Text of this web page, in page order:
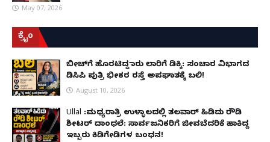
May 07, 2026
ಕ್ರೈಂ
ಬೀಚ್‌ಗೆ ಹೊರಟಿದ್ದ ಕಾರು ಲಾರಿಗೆ ಡಿಕ್ಕಿ: ಸಂಚಾರ ವಿಭಾಗದ
ಡಿಸಿಪಿ ಪುತ್ರಿ ಭೀಕರ ರಸ್ತೆ ಅಪಘಾತಕ್ಕೆ ಬಲಿ!
August 10, 2026
Ullal :ಮಧ್ಯರಾತ್ರಿ ಉಳ್ಳಾಲದಲ್ಲಿ ತಲವಾರ್ ಹಿಡಿದು ರೌಡಿ
ಶೀಟರ್ ದಾಂಧಲೆ: ಸಾರ್ವಜನಿಕರಿಗೆ ಜೀವಬೆದರಿಕೆ ಹಾಕಿದ್ದ
ಇಬ್ಬರು ಕಿಡಿಗೇಡಿಗಳ ಬಂಧನ!